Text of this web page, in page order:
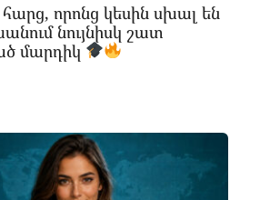
որոնց կեսին սխալ են
նույնիսկ շատ
մարդիկ